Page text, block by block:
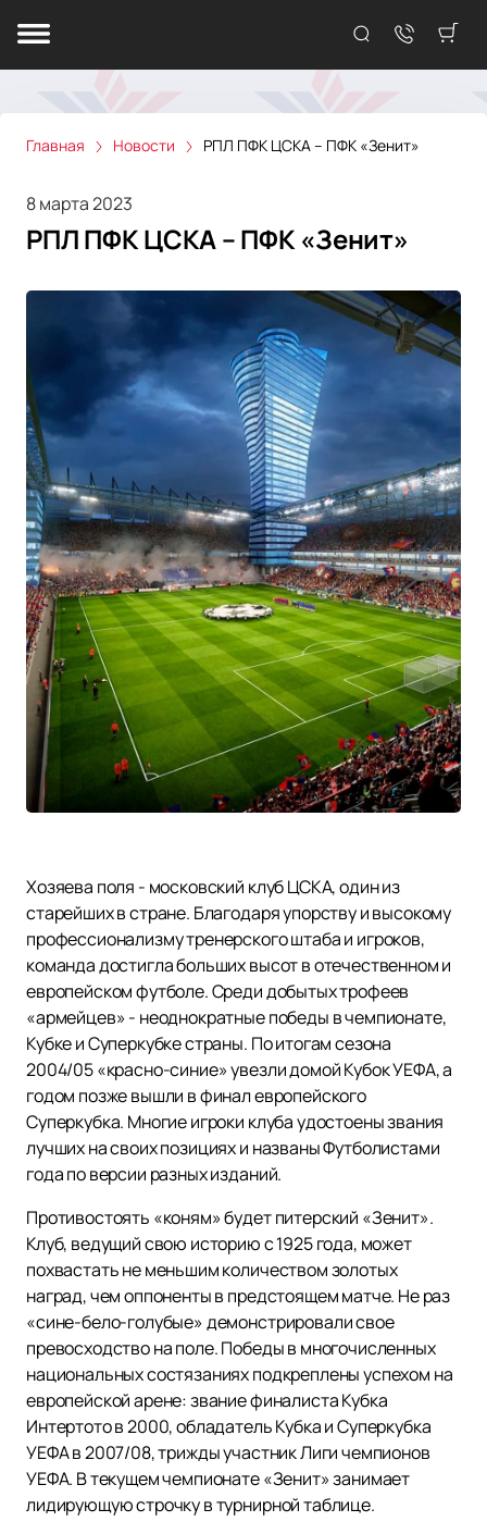
Главная Новости РПЛ ПФК ЦСКА – ПФК «Зенит»
8 марта 2023
РПЛ ПФК ЦСКА – ПФК «Зенит»
Хозяева поля - московский клуб ЦСКА, один из
старейших в стране. Благодаря упорству и высокому
профессионализму тренерского штаба и игроков,
команда достигла больших высот в отечественном и
европейском футболе. Среди добытых трофеев
«армейцев» - неоднократные победы в чемпионате,
Кубке и Суперкубке страны. По итогам сезона
2004/05 «красно-синие» увезли домой Кубок УЕФА, а
годом позже вышли в финал европейского
Суперкубка. Многие игроки клуба удостоены звания
лучших на своих позициях и названы Футболистами
года по версии разных изданий.
Противостоять «коням» будет питерский «Зенит».
Клуб, ведущий свою историю с 1925 года, может
похвастать не меньшим количеством золотых
наград, чем оппоненты в предстоящем матче. Не раз
«сине-бело-голубые» демонстрировали свое
превосходство на поле. Победы в многочисленных
национальных состязаниях подкреплены успехом на
европейской арене: звание финалиста Кубка
Интертото в 2000, обладатель Кубка и Суперкубка
УЕФА в 2007/08, трижды участник Лиги чемпионов
УЕФА. В текущем чемпионате «Зенит» занимает
лидирующую строчку в турнирной таблице.